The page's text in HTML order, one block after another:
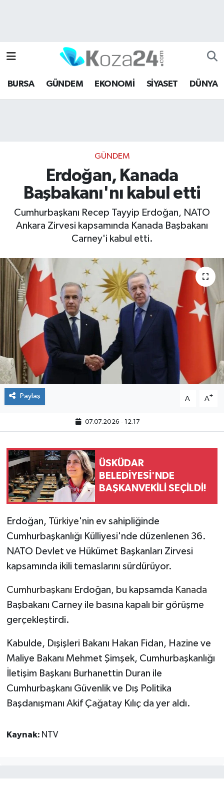
BURSA GÜNDEM EKONOMİ SİYASET DÜNYA
GÜNDEM
Erdoğan, Kanada
Başbakanı'nı kabul etti
Cumhurbaşkanı Recep Tayyip Erdoğan, NATO
Ankara Zirvesi kapsamında Kanada Başbakanı
Carney'i kabul etti.
Paylaş A- A+
07.07.2026 - 12:17
ÜSKÜDAR
BELEDİYESİ'NDE
BAŞKANVEKİLİ SEÇİLDİ!
Erdoğan, Türkiye'nin ev sahipliğinde
Cumhurbaşkanlığı Külliyesi'nde düzenlenen 36.
NATO Devlet ve Hükümet Başkanları Zirvesi
kapsamında ikili temaslarını sürdürüyor.
Cumhurbaşkanı Erdoğan, bu kapsamda Kanada
Başbakanı Carney ile basına kapalı bir görüşme
gerçekleştirdi.
Kabulde, Dışişleri Bakanı Hakan Fidan, Hazine ve
Maliye Bakanı Mehmet Şimşek, Cumhurbaşkanlığı
İletişim Başkanı Burhanettin Duran ile
Cumhurbaşkanı Güvenlik ve Dış Politika
Başdanışmanı Akif Çağatay Kılıç da yer aldı.
Kaynak: NTV
Bursa Hava Durumu
Bursa Namaz Vakitleri
Son Dakika Haberleri
Haber Arşivi